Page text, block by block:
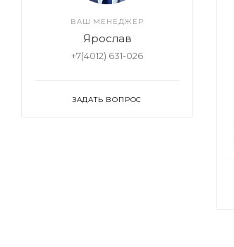
ВАШ МЕНЕДЖЕР
Ярослав
+7(4012) 631-026
ЗАДАТЬ ВОПРОС